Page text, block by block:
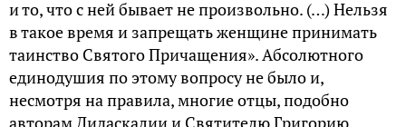
и то, что с ней бывает не произвольно. (…) Нельзя
в такое время и запрещать женщине принимать
таинство Cвятого Причащения». Абсолютного
единодушия по этому вопросу не было и,
несмотря на правила, многие отцы, подобно
авторам Дидаскалии и Святителю Григорию,